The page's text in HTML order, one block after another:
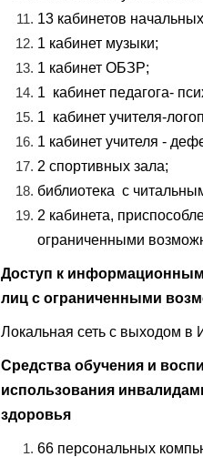
13 кабинетов
1 кабинет музыки;
1 кабинет ОБЗР;
1 кабинет педагога-
1 кабинет учителя-
1 кабинет учителя -
2 спортивных зала;
библиотека с
2 кабинета,
ограниченными
Доступ к
лиц с ограниченными
Локальная сеть с выходом в
Средства обучения и
использования
здоровья
66 персональных